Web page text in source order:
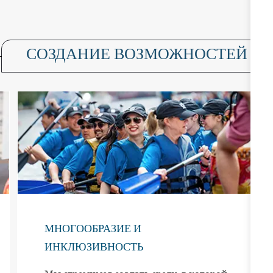
СОЗДАНИЕ ВОЗМОЖНОСТЕЙ
МНОГООБРАЗИЕ И
ИНКЛЮЗИВНОСТЬ